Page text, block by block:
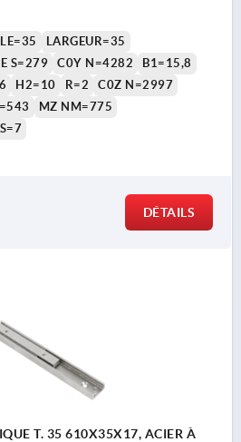
LARGEUR=35
S=279 C0Y N=4282
B1=15,8
H2=10 R=2
C0Z N=2997
MZ NM=775
DÉTAILS
T. 35 610X35X17, ACIER À